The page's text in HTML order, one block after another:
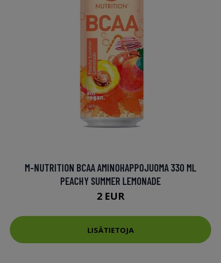
M-NUTRITION BCAA AMINOHAPPOJUOMA 330 ML
PEACHY SUMMER LEMONADE
2 EUR
LISÄTIETOJA